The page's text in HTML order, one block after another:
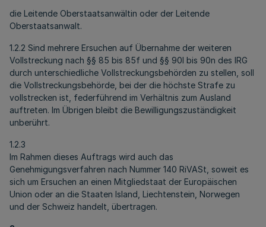
die Leitende Oberstaatsanwältin oder der Leitende
Oberstaatsanwalt.
1.2.2 Sind mehrere Ersuchen auf Übernahme der weiteren
Vollstreckung nach §§ 85 bis 85f und §§ 90l bis 90n des IRG
durch unterschiedliche Vollstreckungsbehörden zu stellen, soll
die Vollstreckungsbehörde, bei der die höchste Strafe zu
vollstrecken ist, federführend im Verhältnis zum Ausland
auftreten. Im Übrigen bleibt die Bewilligungszuständigkeit
unberührt.
1.2.3
Im Rahmen dieses Auftrags wird auch das
Genehmigungsverfahren nach Nummer 140 RiVASt, soweit es
sich um Ersuchen an einen Mitgliedstaat der Europäischen
Union oder an die Staaten Island, Liechtenstein, Norwegen
und der Schweiz handelt, übertragen.